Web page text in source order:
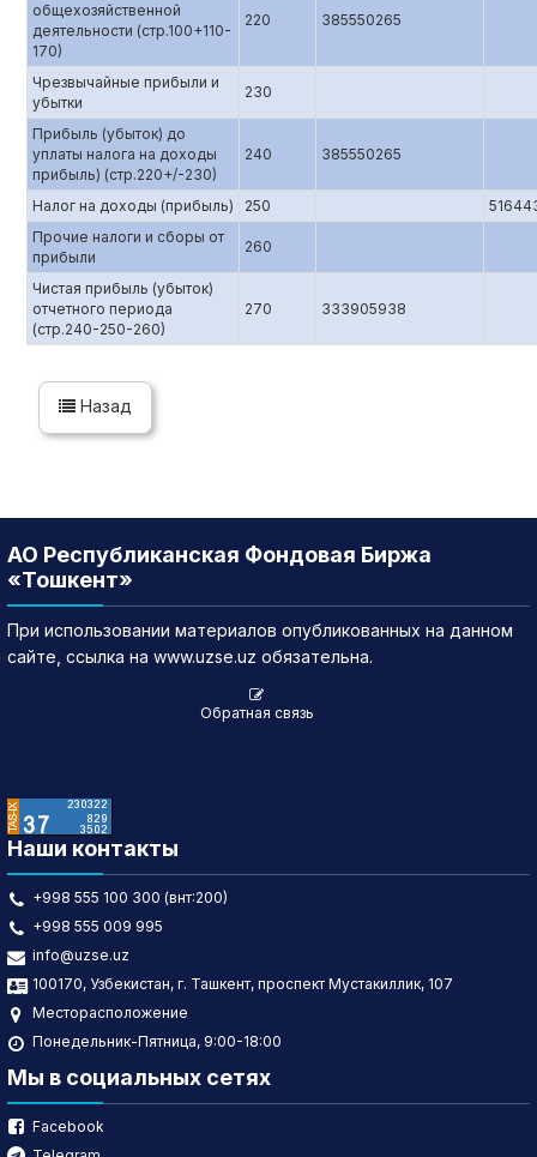
общехозяйственной
деятельности (стр.100+110-
170)
220 385550265
Чрезвычайные прибыли и
убытки
230
Прибыль (убыток) до
уплаты налога на доходы
прибыль) (стр.220+/-230)
240 385550265
Налог на доходы (прибыль) 250
Прочие налоги и сборы от
прибыли
260
Чистая прибыль (убыток)
отчетного периода
(стр.240-250-260)
270 333905938
Назад
АО Республиканская Фондовая Биржа
«Тошкент»
При использовании материалов опубликованных на данном
сайте, ссылка на www.uzse.uz обязательна.
Обратная связь
Наши контакты
+998 555 100 300 (внт:200)
+998 555 009 995
info@uzse.uz
100170, Узбекистан, г. Ташкент, проспект Мустакиллик, 107
Месторасположение
Понедельник-Пятница, 9:00-18:00
Мы в социальных сетях
Facebook